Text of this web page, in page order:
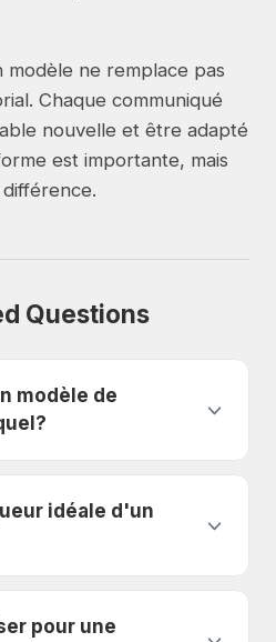
ne remplace pas
Chaque communiqué
nouvelle et être adapté
est importante, mais
Questions
modèle de
idéale d'un
pour une